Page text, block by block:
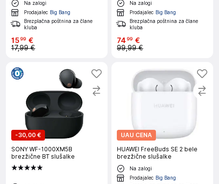
Na zalogi
Prodajalec Big Bang
Brezplačna poštnina za člane
kluba
1599 €
17,99 €
Na zalogi
Prodajalec Big Bang
Brezplačna poštnina za člane
kluba
7499 €
99,99 €
-30,00 €
SONY WF-1000XM5B
brezžične BT slušalke
UAU CENA
HUAWEI FreeBuds SE 2 bele
brezžične slušalke
Na zalogi
Prodajalec Big Bang